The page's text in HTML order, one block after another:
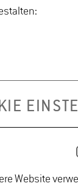
IMPRESSUM
Website